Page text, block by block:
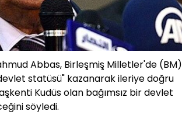
Abbas, Birleşmiş Milletler'de (BM)
statüsü" kazanarak ileriye doğru
Kudüs olan bağımsız bir devlet
söyledi.